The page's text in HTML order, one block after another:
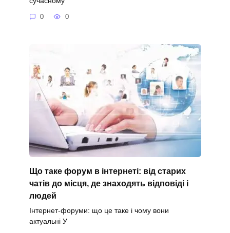
0 0
Що таке форум в інтернеті: від старих
чатів до місця, де знаходять відповіді і
людей
Інтернет-форуми: що це таке і чому вони
актуальні У